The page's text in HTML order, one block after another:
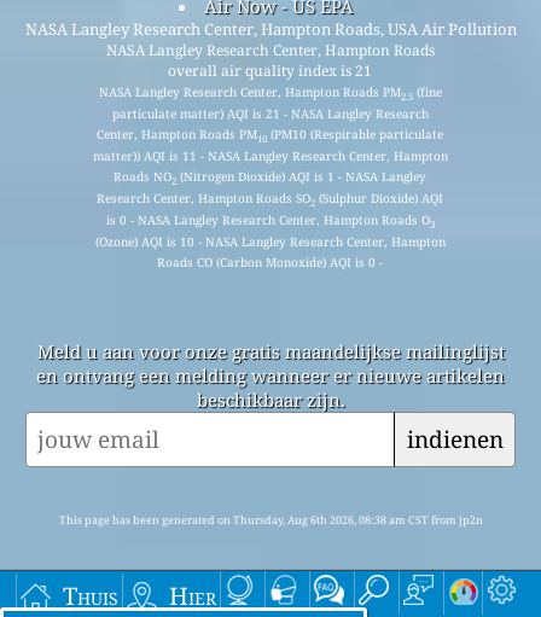
Thuis Hier
Air Now - US EPA
NASA Langley Research Center, Hampton Roads, USA Air Pollution
NASA Langley Research Center, Hampton Roads
overall air quality index is 21
NASA Langley Research Center, Hampton Roads PM2.5(fine
particulate matter) AQI is 21 - NASA Langley Research
Center, Hampton Roads PM10 (PM10 (Respirable particulate
matter)) AQI is 11 - NASA Langley Research Center, Hampton
Roads NO2 (Nitrogen Dioxide) AQI is 1 - NASA Langley
Research Center, Hampton Roads SO2 (Sulphur Dioxide) AQI
is 0 - NASA Langley Research Center, Hampton Roads O3
(Ozone) AQI is 10 - NASA Langley Research Center, Hampton
Roads CO (Carbon Monoxide) AQI is 0 -
Meld u aan voor onze gratis maandelijkse mailinglijst
en ontvang een melding wanneer er nieuwe artikelen
beschikbaar zijn.
indienen
This page has been generated on Thursday, Aug 6th 2026, 08:38 am CST from jp2n